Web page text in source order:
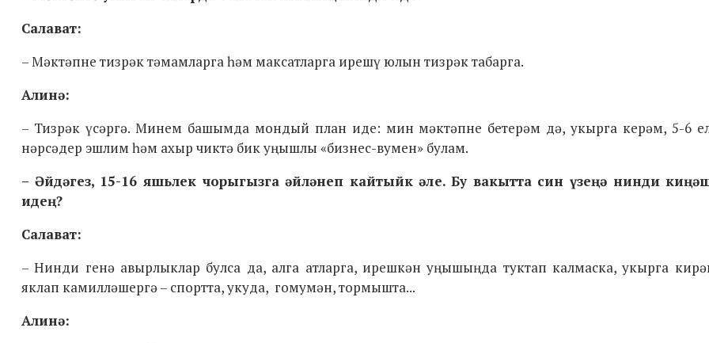
Салават:
– Мәктәпне тизрәк тәмамларга һәм максатларга ирешү юлын тизрәк табарга.
Алинә:
– Тизрәк үсәргә. Минем башымда мондый план иде: мин мәктәпне бетерәм дә, укырга керәм, 5-6
нәрсәдер эшлим һәм ахыр чиктә бик уңышлы «бизнес-вумен» булам.
– Әйдәгез, 15-16 яшьлек чорыгызга әйләнеп кайтыйк әле. Бу вакытта син үзеңә нинди
идең?
Салават:
– Нинди генә авырлыклар булса да, алга атларга, ирешкән уңышыңда туктап калмаска, укырга
яклап камилләшергә – спортта, укуда, гомумән, тормышта...
Алинә: